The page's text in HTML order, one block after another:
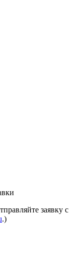
заявку с
.)